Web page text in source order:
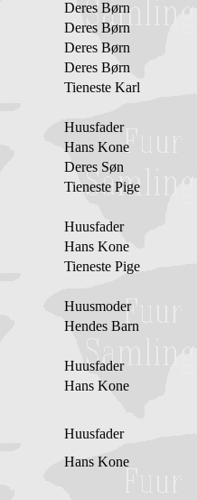
Deres Børn
Deres Børn
Deres Børn
Deres Børn
Tieneste Karl
Huusfader
Hans Kone
Deres Søn
Tieneste Pige
Huusfader
Hans Kone
Tieneste Pige
Huusmoder
Hendes Barn
Huusfader
Hans Kone
Huusfader
Hans Kone